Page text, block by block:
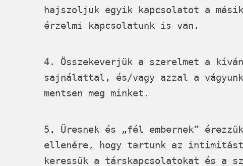
hajszoljuk egyik kapcsolatot a
érzelmi kapcsolatunk is van.
4. Összekeverjük a szerelmet a
sajnálattal, és/vagy azzal a
mentsen meg minket.
5. Üresnek és „fél embernek”
ellenére, hogy tartunk az
keressük a társkapcsolatokat és a